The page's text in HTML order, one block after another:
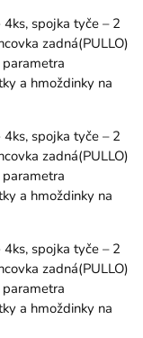
spojka tyče – 2
zadná(PULLO)
a hmoždinky na
spojka tyče – 2
zadná(PULLO)
a hmoždinky na
spojka tyče – 2
zadná(PULLO)
a hmoždinky na